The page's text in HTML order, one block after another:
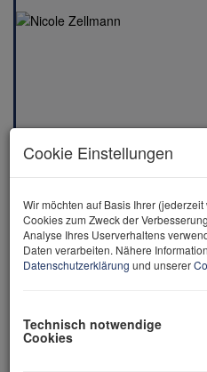
Nicole
Cookie Einstellungen
Wir möchten auf Basis Ihrer
Cookies zum Zweck der
Analyse Ihres Userverhaltens
Daten verarbeiten. Nähere
Datenschutzerklärung und unserer
Technisch notwendige
Cookies